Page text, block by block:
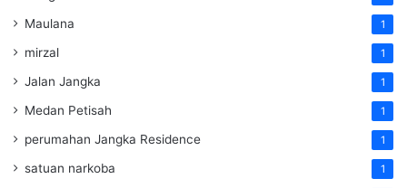
Maulana 1
mirzal 1
Jalan Jangka 1
Medan Petisah 1
perumahan Jangka Residence 1
satuan narkoba 1